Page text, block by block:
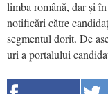
limba română, dar și
notificări către
segmentul dorit. De
uri a portalului